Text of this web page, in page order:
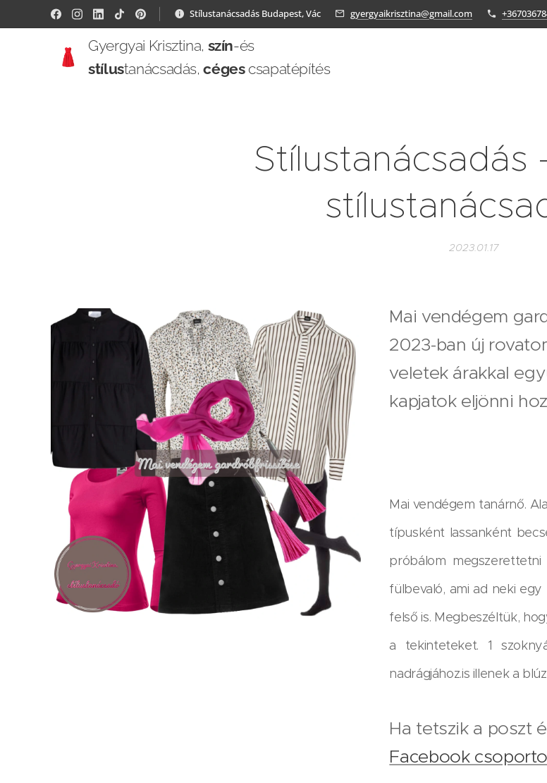
Stílustanácsadás Budapest, Vác gyergyaikrisztina@gmail.com
Gyergyai Krisztina, szín-és
stílustanácsadás,cégescsapatépítés
Stílustanácsadás
2023.01.17
Mai vendégem
2023-ban új
veletek árakkal
kapjatok eljönni
Mai vendégem tanárnő.
típusként lassanként
próbálom
fülbevaló, ami ad neki
felső is. Megbeszéltük,
a tekinteteket. 1
nadrágjához.is illenek a
Ha tetszik a poszt
Facebook